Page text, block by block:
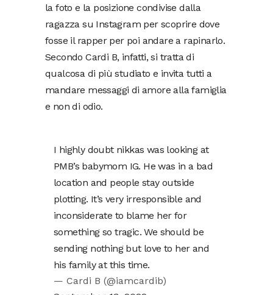
la foto e la posizione condivise dalla
ragazza su Instagram per scoprire dove
fosse il rapper per poi andare a rapinarlo.
Secondo Cardi B, infatti, si tratta di
qualcosa di più studiato e invita tutti a
mandare messaggi di amore alla famiglia
e non di odio.
I highly doubt nikkas was looking at
PMB’s babymom IG. He was in a bad
location and people stay outside
plotting. It’s very irresponsible and
inconsiderate to blame her for
something so tragic. We should be
sending nothing but love to her and
his family at this time.
— Cardi B (@iamcardib)